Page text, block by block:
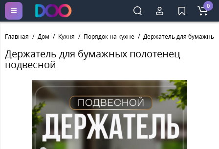
0
Главная Дом Кухня Порядок на кухне Держатель для
Держатель для бумажных полотенец
подвесной